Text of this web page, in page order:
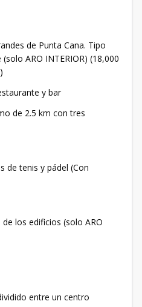
de Punta Cana. Tipo
ARO INTERIOR) (18,000
y bar
de 2.5 km con tres
de tenis y pádel (Con
los edificios (solo ARO
entre un centro